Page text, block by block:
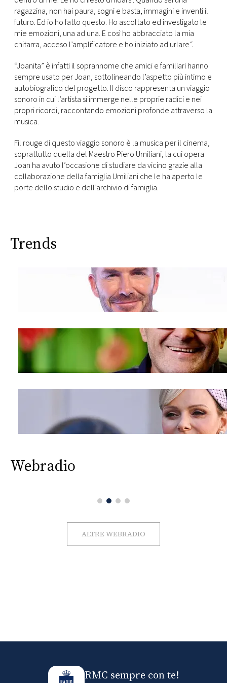
PRINCIPATO
DI
MONACO
CONSIGLIA
ragazzina, non hai paura, sogni e basta, immagini e inventi il
futuro. Ed io ho fatto questo. Ho ascoltato ed investigato le
mie emozioni, una ad una. E così ho abbracciato la mia
chitarra, acceso l’amplificatore e ho iniziato ad urlare“.
“Joanita” è infatti il soprannome che amici e familiari hanno
sempre usato per Joan, sottolineando l’aspetto più intimo e
autobiografico del progetto. Il disco rappresenta un viaggio
sonoro in cui l’artista si immerge nelle proprie radici e nei
propri ricordi, raccontando emozioni profonde attraverso la
musica.
Fil rouge di questo viaggio sonoro è la musica per il cinema,
soprattutto quella del Maestro Piero Umiliani, la cui opera
Joan ha avuto l’occasione di studiare da vicino grazie alla
collaborazione della famiglia Umiliani che le ha aperto le
porte dello studio e dell’archivio di famiglia.
Trends
Webradio
ALTRE WEBRADIO
RMC sempre con te!